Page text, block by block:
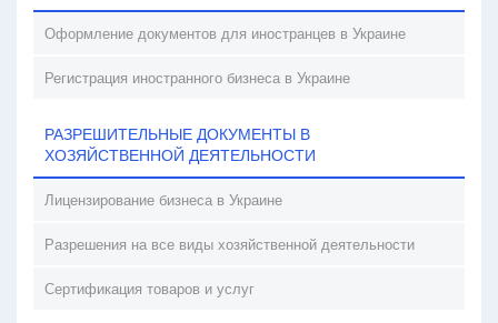
Оформление документов для иностранцев в Украине
Регистрация иностранного бизнеса в Украине
РАЗРЕШИТЕЛЬНЫЕ ДОКУМЕНТЫ В
ХОЗЯЙСТВЕННОЙ ДЕЯТЕЛЬНОСТИ
Лицензирование бизнеса в Украине
Разрешения на все виды хозяйственной деятельности
Сертификация товаров и услуг